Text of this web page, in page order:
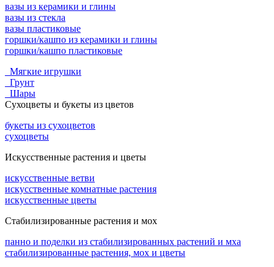
вазы из керамики и глины
вазы из стекла
вазы пластиковые
горшки/кашпо из керамики и глины
горшки/кашпо пластиковые
Мягкие игрушки
Грунт
Шары
Сухоцветы и букеты из цветов
букеты из сухоцветов
сухоцветы
Искусственные растения и цветы
искусственные ветви
искусственные комнатные растения
искусственные цветы
Стабилизированные растения и мох
панно и поделки из стабилизированных растений и мха
стабилизированные растения, мох и цветы